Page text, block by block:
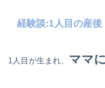
経験談:1人目の産後
1人目が生まれ、 ママ